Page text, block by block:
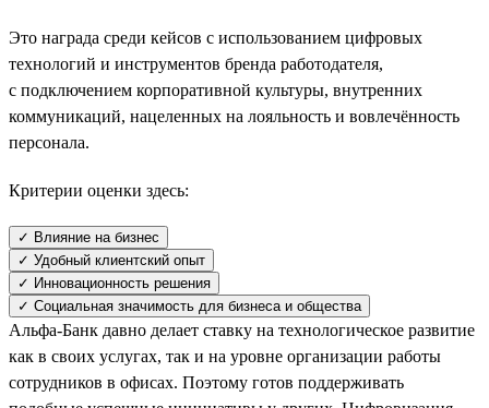
Это награда среди кейсов с использованием цифровых
технологий и инструментов бренда работодателя,
с подключением корпоративной культуры, внутренних
коммуникаций, нацеленных на лояльность и вовлечённость
персонала.
Критерии оценки здесь:
✓ Влияние на бизнес
✓ Удобный клиентский опыт
✓ Инновационность решения
✓ Социальная значимость для бизнеса и общества
Альфа-Банк давно делает ставку на технологическое развитие
как в своих услугах, так и на уровне организации работы
сотрудников в офисах. Поэтому готов поддерживать